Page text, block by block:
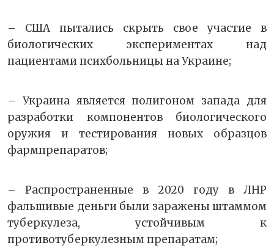
– США пытались скрыть свое участие в
биологических экспериментах над
пациентами психбольницы на Украине;
– Украина является полигоном запада для
разработки компонентов биологического
оружия и тестирования новых образцов
фармпрепаратов;
– Распространенные в 2020 году в ЛНР
фальшивые деньги были заражены штаммом
туберкулеза, устойчивым к
противотуберкулезным препаратам;